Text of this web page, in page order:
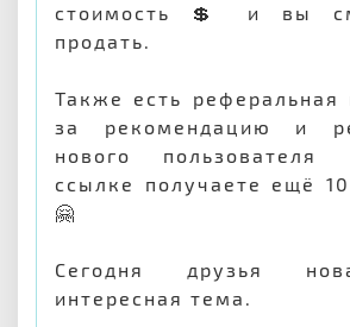
стоимость 💲 и вы
продать.
Также есть реферальная
за рекомендацию и
нового
ссылке получаете ещё
🤗
Сегодня друзья
интересная тема.